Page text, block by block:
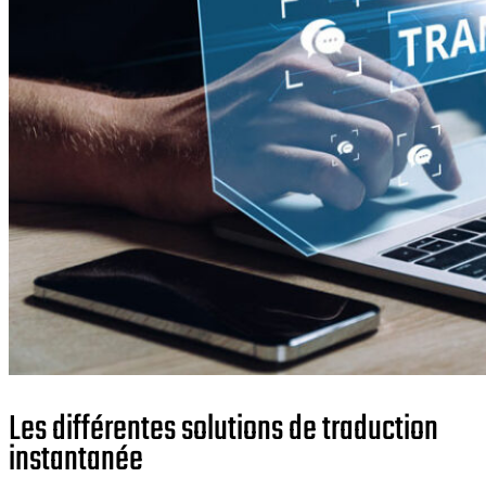
Les différentes solutions de traduction
instantanée